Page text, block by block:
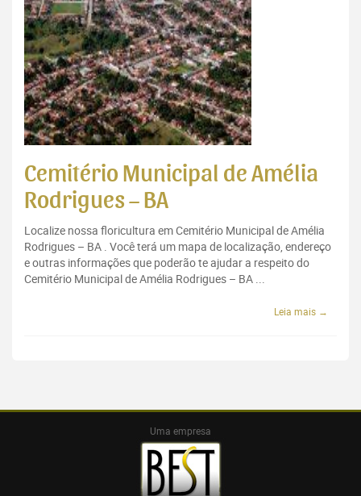
Cemitério Municipal de Amélia
Rodrigues – BA
Localize nossa floricultura em Cemitério Municipal de Amélia
Rodrigues – BA . Você terá um mapa de localização, endereço
e outras informações que poderão te ajudar a respeito do
Cemitério Municipal de Amélia Rodrigues – BA ...
Leia mais →
Uma empresa